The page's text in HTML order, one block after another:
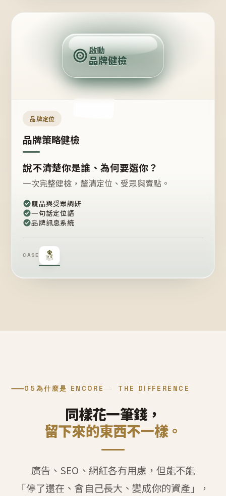
定
位
點
啟動
品牌健檢
品牌定位
品牌策略健檢
說不清楚你是誰、為何要選你？
一次完整健檢，釐清定位、受眾與賣點。
競品與受眾調研
一句話定位語
品牌訊息系統
CASE
05 為什麼是 ENCORE THE DIFFERENCE
同樣花一筆錢，
留下來的東西不一樣。
廣告、SEO、網紅各有用處，但能不能
「停了還在、會自己長大、變成你的資產」，